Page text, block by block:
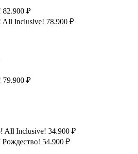
82.900 ₽
All Inclusive! 78.900 ₽
79.900 ₽
All Inclusive! 34.900 ₽
Рождество! 54.900 ₽